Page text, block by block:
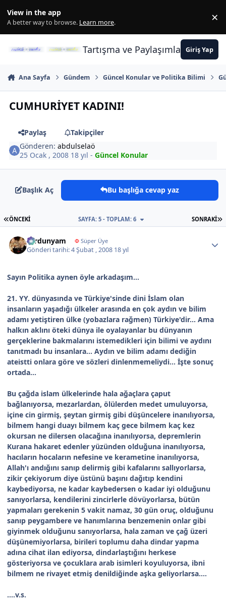
View in the app
A better way to browse. Learn more. ×
Tartışma ve PaylaşımlarınGiriş Yap
Ana Sayfa Gündem Güncel Konular ve Politika Bilimi
CUMHURİYET KADINI!
Paylaş
Takipçiler
Gönderen:abdulselaö
25 Ocak , 2008 18 yıl -Güncel Konular
Başlık Aç Bu başlığa cevap yaz
İLK SAYFA
ÖNCEKI SONRAKI
SAYFA: 5 - TOPLAM: 6
sardunyam ΦSüper Üye
Gönderi tarihi:4 Şubat , 2008 18 yıl
Sayın Politika aynen öyle arkadaşım...
21. YY. dünyasında ve Türkiye'sinde dini İslam olan
insanların yaşadığı ülkeler arasında en çok aydın ve bilim
adamı yetiştiren ülke (yobazlara rağmen) Türkiye'dir... Ama
halkın aklını öteki dünya ile oyalayanlar bu dünyanın
gerçeklerine bakmalarını istemedikleri için bilimi ve aydını
tanıtmadı bu insanlara... Aydın ve bilim adamı dediğin
ateistti onlara göre ve sözleri dinlenmemeliydi... İşte sonuç
ortada...
Bu çağda islam ülkelerinde hala ağaçlara çaput
bağlanıyorsa, mezarlardan, ölülerden medet umuluyorsa,
içine cin girmiş, şeytan girmiş gibi düşüncelere inanılıyorsa,
bilmem hangi duayı bilmem kaç gece bilmem kaç kez
okursan ne dilersen olacağına inanılıyorsa, depremlerin
Kurana hakaret edenler yüzünden olduğuna inanılıyorsa,
hacıların hocaların nefesine ve kerametine inanılıyorsa,
Allah'ı andığını sanıp delirmiş gibi kafalarını sallıyorlarsa,
zikir çekiyorum diye üstünü başını dağıtıp kendini
kaybediyorsa, ne kadar kaybedersen o kadar iyi olduğunu
sanıyorlarsa, kendilerini zincirlerle dövüyorlarsa, bütün
yapmaları gerekenin 5 vakit namaz, 30 gün oruç, olduğunu
sanıp peygambere ve hanımlarına benzemenin onlar gibi
giyinmek olduğunu sanıyorlarsa, hala zaman ve çağ üzeri
düşünemiyorlarsa, birileri toplumu daha dindar yapma
adına cihat ilan ediyorsa, dindarlaştığını herkese
gösteriyorsa ve çocuklara arab isimleri koyuluyorsa, ibni
bilmem ne rivayet etmiş denildiğinde aşka geliyorlarsa....
....v.s.